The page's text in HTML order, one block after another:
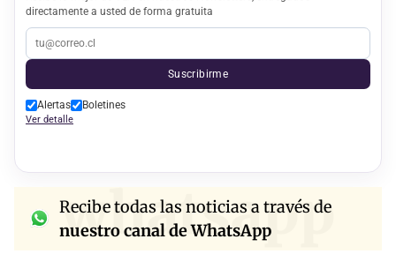
directamente a usted de forma gratuita
Suscribirme
Alertas Boletines
Ver detalle
whatsapp
Recibe todas las noticias a través de
nuestro canal de WhatsApp